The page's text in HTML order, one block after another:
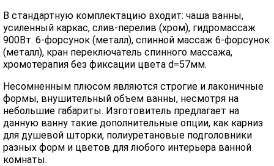
В стандартную комплектацию входит: чаша ванны,
усиленный каркас, слив-перелив (хром), гидромассаж
900Вт. 6-форсунок (металл), спинной массаж 6-форсунок
(металл), кран переключатель спинного массажа,
хромотерапия без фиксации цвета d=57мм.
Несомненным плюсом являются строгие и лаконичные
формы, внушительный объем ванны, несмотря на
небольшие габариты. Изготовитель предлагает на
данную ванну такие дополнительные опции, как карниз
для душевой шторки, полиуретановые подголовники
разных форм и цветов для любого интерьера ванной
комнаты.